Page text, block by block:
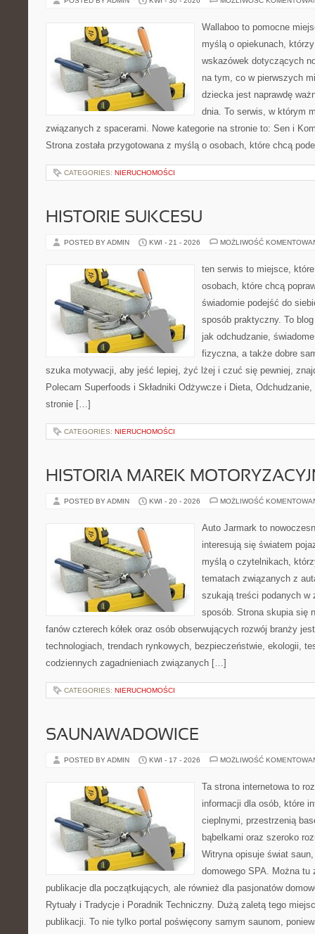
Wallaboo to pomocne
myślą o opiekunach,
wskazówek dotyczących
na tym, co w pierwszych
dziecka jest naprawdę
dnia. To serwis, w którym
związanych z spacerami. Nowe kategorie na stronie to: Sen i
Strona została przygotowana z myślą o osobach, które chcą
CATEGORIES: NIERUCHOMOŚCI
HISTORIE SUKCESU
POSTED BY ADMIN KWI - 21 - 2026 MOŻLIWOŚĆ
ten serwis to miejsce,
osobach, które chcą
świadomie podejść do
sposób praktyczny. To
jak odchudzanie,
fizyczna, a także dobre
szuka motywacji, aby jeść lepiej, żyć lżej i czuć się pewniej,
Polecam Superfoods i Składniki Odżywcze i Dieta,
stronie […]
CATEGORIES: NIERUCHOMOŚCI
HISTORIA MAREK
POSTED BY ADMIN KWI - 20 - 2026 MOŻLIWOŚĆ
Auto Jarmark to
interesują się światem
myślą o czytelnikach,
tematach związanych z
szukają treści podanych w
sposób. Strona skupia się
fanów czterech kółek oraz osób obserwujących rozwój branży
technologiach, trendach rynkowych, bezpieczeństwie, ekologii,
codziennych zagadnieniach związanych […]
CATEGORIES: NIERUCHOMOŚCI
SAUNAWADOWICE
POSTED BY ADMIN KWI - 17 - 2026 MOŻLIWOŚĆ
Ta strona internetowa to
informacji dla osób, które
cieplnymi, przestrzenią
bąbelkami oraz szeroko
Witryna opisuje świat
domowego SPA. Można tu
publikacje dla początkujących, ale również dla pasjonatów
Rytuały i Tradycje i Poradnik Techniczny. Dużą zaletą tego
publikacji. To nie tylko portal poświęcony samym saunom,